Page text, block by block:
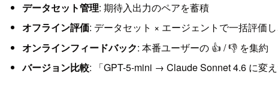
データセット管理: 期待入出力のペアを蓄積
オフライン評価: データセット × エージェントで一括評価
オンラインフィードバック: 本番ユーザーの 👍 / 👎 を集約
バージョン比較: 「GPT-5-mini → Claude Sonnet 4.6 に変